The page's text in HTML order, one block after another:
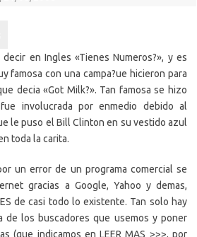
decir en Ingles «Tienes Numeros?», y es
famosa con una campa?ue hicieron para
decia «Got Milk?». Tan famosa se hizo
involucrada por enmedio debido al
le puso el Bill Clinton en su vestido azul
toda la carita.
un error de un programa comercial se
gracias a Google, Yahoo y demas,
de casi todo lo existente. Tan solo hay
de los buscadores que usemos y poner
(que indicamos en LEER MAS >>>, por